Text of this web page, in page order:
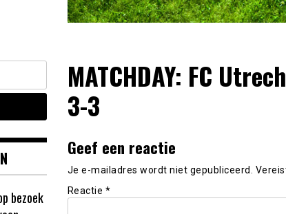
MATCHDAY: FC
3-3
Geef een reactie
Je e-mailadres wordt niet gepubliceerd.
Reactie *
bezoek